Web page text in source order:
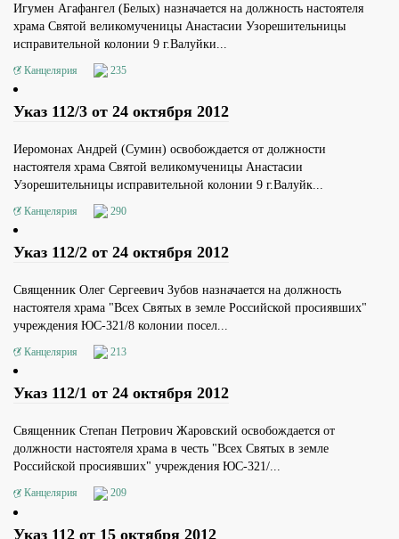
Игумен Агафангел (Белых) назначается на должность настоятеля
храма Святой великомученицы Анастасии Узорешительницы
исправительной колонии 9 г.Валуйки...
Канцелярия 235
Указ 112/3 от 24 октября 2012
Иеромонах Андрей (Сумин) освобождается от должности
настоятеля храма Святой великомученицы Анастасии
Узорешительницы исправительной колонии 9 г.Валуйк...
Канцелярия 290
Указ 112/2 от 24 октября 2012
Священник Олег Сергеевич Зубов назначается на должность
настоятеля храма "Всех Святых в земле Российской просиявших"
учреждения ЮС-321/8 колонии посел...
Канцелярия 213
Указ 112/1 от 24 октября 2012
Священник Степан Петрович Жаровский освобождается от
должности настоятеля храма в честь "Всех Святых в земле
Российской просиявших" учреждения ЮС-321/...
Канцелярия 209
Указ 112 от 15 октября 2012